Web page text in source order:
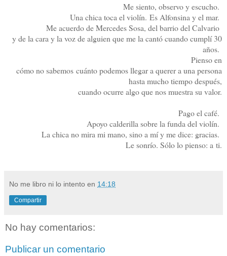
Me siento, observo y escucho.
Una chica toca el violín. Es Alfonsina y el mar.
Me acuerdo de Mercedes Sosa, del barrio del Calvario
y de la cara y la voz de alguien que me la cantó cuando cumplí 30
años.
Pienso en
cómo no sabemos cuánto podemos llegar a querer a una persona
hasta mucho tiempo después,
cuando ocurre algo que nos muestra su valor.
Pago el café.
Apoyo calderilla sobre la funda del violín.
La chica no mira mi mano, sino a mí y me dice: gracias.
Le sonrío. Sólo lo pienso: a ti.
No me libro ni lo intento en 14:18
Compartir
No hay comentarios:
Publicar un comentario